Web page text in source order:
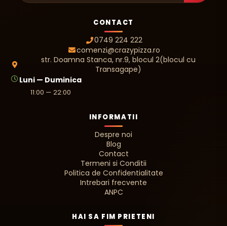
CONTACT
0749 224 222
comenzi@crazypizza.ro
str. Doamna Stanca, nr.9, blocul 2(blocul cu
Transagape)
Luni — Duminica
11:00 — 22:00
INFORMATII
Despre noi
Blog
Contact
Termeni si Conditii
Politica de Confidentialitate
Intrebari frecvente
ANPC
HAI SA FIM PRIETENI